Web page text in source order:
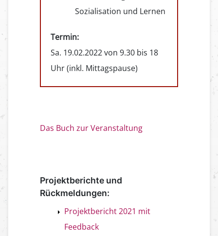
Sozialisation und Lernen
Termin:
Sa. 19.02.2022 von 9.30 bis 18
Uhr (inkl. Mittagspause)
Das Buch zur Veranstaltung
Projektberichte und
Rückmeldungen:
Projektbericht 2021 mit
Feedback